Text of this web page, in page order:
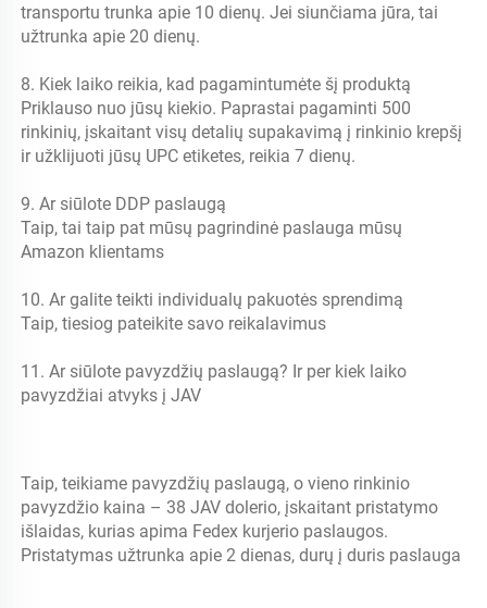
transportu trunka apie 10 dienų. Jei siunčiama jūra, tai
užtrunka apie 20 dienų.
8. Kiek laiko reikia, kad pagamintumėte šį produktą
Priklauso nuo jūsų kiekio. Paprastai pagaminti 500
rinkinių, įskaitant visų detalių supakavimą į rinkinio krepšį
ir užklijuoti jūsų UPC etiketes, reikia 7 dienų.
9. Ar siūlote DDP paslaugą
Taip, tai taip pat mūsų pagrindinė paslauga mūsų
Amazon klientams
10. Ar galite teikti individualų pakuotės sprendimą
Taip, tiesiog pateikite savo reikalavimus
11. Ar siūlote pavyzdžių paslaugą? Ir per kiek laiko
pavyzdžiai atvyks į JAV
Taip, teikiame pavyzdžių paslaugą, o vieno rinkinio
pavyzdžio kaina – 38 JAV dolerio, įskaitant pristatymo
išlaidas, kurias apima Fedex kurjerio paslaugos.
Pristatymas užtrunka apie 2 dienas, durų į duris paslauga